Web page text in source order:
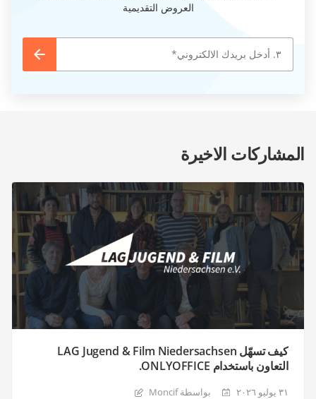
العروض التقديمية
المشاركات الاخيرة
كيف تسهّل LAG Jugend & Film Niedersachsen
التعاون باستخدام ONLYOFFICE.
٣١ يوليو ٢٠٢٦ بواسطة Moncif